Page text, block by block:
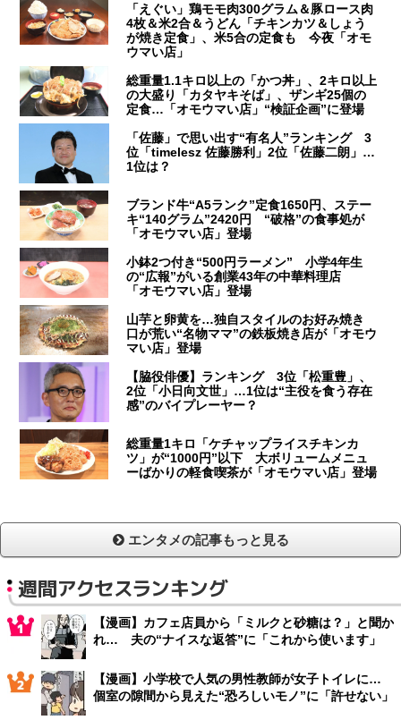
「えぐい」鶏モモ肉300グラム＆豚ロース肉
4枚＆米2合＆うどん「チキンカツ＆しょう
が焼き定食」、米5合の定食も 今夜「オモ
ウマい店」
総重量1.1キロ以上の「かつ丼」、2キロ以上
の大盛り「カタヤキそば」、ザンギ25個の
定食…「オモウマい店」“検証企画”に登場
「佐藤」で思い出す“有名人”ランキング 3
位「timelesz 佐藤勝利」2位「佐藤二朗」…
1位は？
ブランド牛“A5ランク”定食1650円、ステー
キ“140グラム”2420円 “破格”の食事処が
「オモウマい店」登場
小鉢2つ付き“500円ラーメン” 小学4年生
の“広報”がいる創業43年の中華料理店
「オモウマい店」登場
山芋と卵黄を…独自スタイルのお好み焼き
口が荒い“名物ママ”の鉄板焼き店が「オモウ
マい店」登場
【脇役俳優】ランキング 3位「松重豊」、
2位「小日向文世」…1位は“主役を食う存在
感”のバイプレーヤー？
総重量1キロ「ケチャップライスチキンカ
ツ」が“1000円”以下 大ボリュームメニュ
ーばかりの軽食喫茶が「オモウマい店」登場
エンタメの記事もっと見る
週間アクセスランキング
【漫画】カフェ店員から「ミルクと砂糖は？」と聞か
れ… 夫の“ナイスな返答”に「これから使います」
【漫画】小学校で人気の男性教師が女子トイレに…
個室の隙間から見えた“恐ろしいモノ”に「許せない」